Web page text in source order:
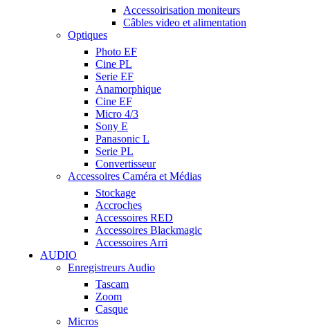
Accessoirisation moniteurs
Câbles video et alimentation
Optiques
Photo EF
Cine PL
Serie EF
Anamorphique
Cine EF
Micro 4/3
Sony E
Panasonic L
Serie PL
Convertisseur
Accessoires Caméra et Médias
Stockage
Accroches
Accessoires RED
Accessoires Blackmagic
Accessoires Arri
AUDIO
Enregistreurs Audio
Tascam
Zoom
Casque
Micros